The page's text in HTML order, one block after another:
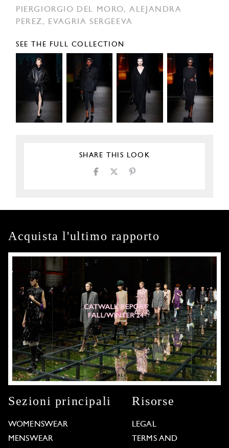
PIERGIORGIO DEL MORO,ALEJANDRA
PEREZ,
EVAGRIA SERGEEVA
SEE THE FULL COLLECTION
SHARE THIS LOOK
Acquista l'ultimo rapporto
Sezioni principali
WOMENSWEAR
MENSWEAR
Risorse
LEGAL
TERMS AND